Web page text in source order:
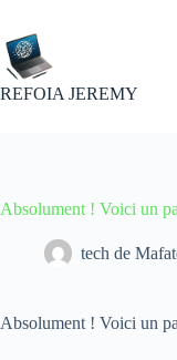
contenu
REFOIA JEREMY
Absolument ! Voici un
tech de
Absolument ! Voici un